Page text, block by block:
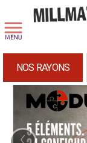
NOS RAYONS